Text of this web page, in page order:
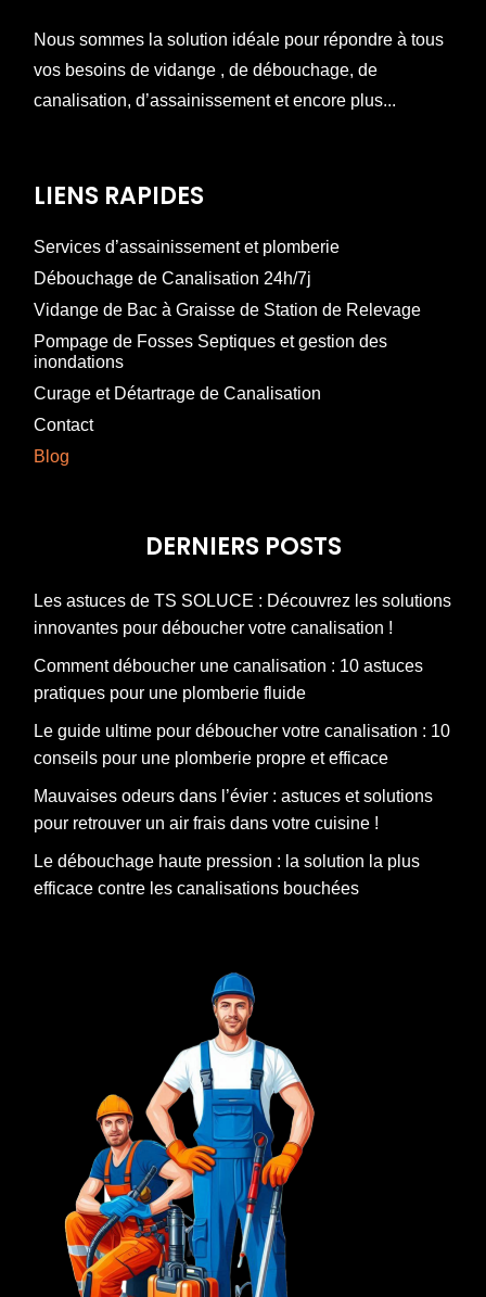
Nous sommes la solution idéale pour répondre à tous
vos besoins de vidange , de débouchage, de
canalisation, d’assainissement et encore plus...
LIENS RAPIDES
Services d’assainissement et plomberie
Débouchage de Canalisation 24h/7j
Vidange de Bac à Graisse de Station de Relevage
Pompage de Fosses Septiques et gestion des
inondations
Curage et Détartrage de Canalisation
Contact
Blog
DERNIERS POSTS
Les astuces de TS SOLUCE : Découvrez les solutions
innovantes pour déboucher votre canalisation !
Comment déboucher une canalisation : 10 astuces
pratiques pour une plomberie fluide
Le guide ultime pour déboucher votre canalisation : 10
conseils pour une plomberie propre et efficace
Mauvaises odeurs dans l’évier : astuces et solutions
pour retrouver un air frais dans votre cuisine !
Le débouchage haute pression : la solution la plus
efficace contre les canalisations bouchées